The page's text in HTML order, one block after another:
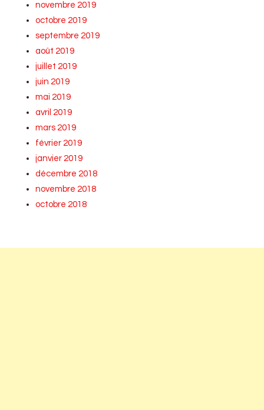
novembre 2019
octobre 2019
septembre 2019
août 2019
juillet 2019
juin 2019
mai 2019
avril 2019
mars 2019
février 2019
janvier 2019
décembre 2018
novembre 2018
octobre 2018